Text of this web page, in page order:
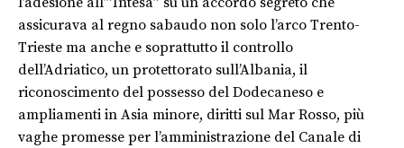
assicurava al regno sabaudo non solo l’arco Trento-
Trieste ma anche e soprattutto il controllo
dell’Adriatico, un protettorato sull’Albania, il
riconoscimento del possesso del Dodecaneso e
ampliamenti in Asia minore, diritti sul Mar Rosso, più
vaghe promesse per l’amministrazione del Canale di